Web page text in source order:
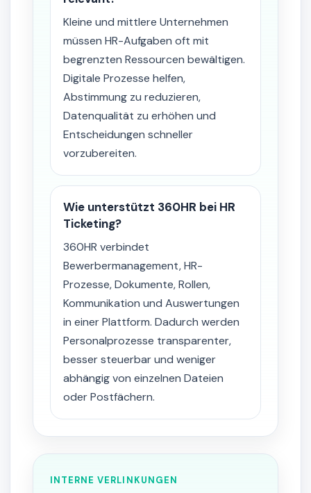
Kleine und mittlere Unternehmen
müssen HR-Aufgaben oft mit
begrenzten Ressourcen bewältigen.
Digitale Prozesse helfen,
Abstimmung zu reduzieren,
Datenqualität zu erhöhen und
Entscheidungen schneller
vorzubereiten.
Wie unterstützt 360HR bei HR
Ticketing?
360HR verbindet
Bewerbermanagement, HR-
Prozesse, Dokumente, Rollen,
Kommunikation und Auswertungen
in einer Plattform. Dadurch werden
Personalprozesse transparenter,
besser steuerbar und weniger
abhängig von einzelnen Dateien
oder Postfächern.
INTERNE VERLINKUNGEN